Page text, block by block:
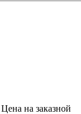
Цена на заказной